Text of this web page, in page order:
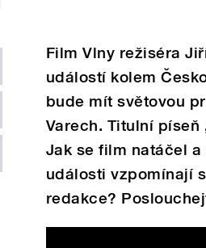
Film Vlny režiséra
událostí kolem
bude mít světovou
Varech. Titulní píseň
Jak se film natáčel
události vzpomínají
redakce?